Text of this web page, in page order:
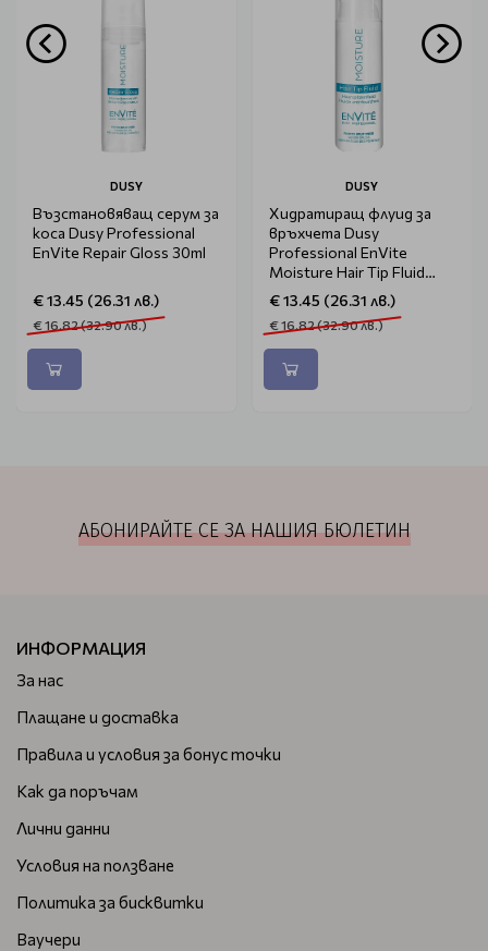
DUSY
Възстановяващ серум за
коса Dusy Professional
EnVite Repair Gloss 30ml
€ 13.45 (26.31 лв.)
€ 16.82 (32.90 лв.)
DUSY
Хидратиращ флуид за
връхчета Dusy
Professional EnVite
Moisture Hair Tip Fluid
50ml
€ 13.45 (26.31 лв.)
€ 16.82 (32.90 лв.)
АБОНИРАЙТЕ СЕ ЗА НАШИЯ БЮЛЕТИН
ИНФОРМАЦИЯ
За нас
Плащане и доставка
Правила и условия за бонус точки
Как да поръчам
Лични данни
Условия на ползване
Политика за бисквитки
Ваучери